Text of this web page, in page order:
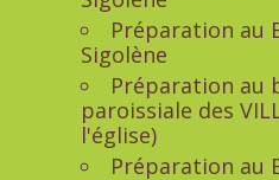
Préparation au
Sigolène
Préparation au
paroissiale des
l'église)
Préparation au